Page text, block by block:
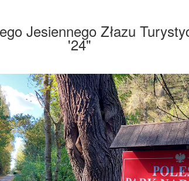
Jesiennego Złazu
'24"